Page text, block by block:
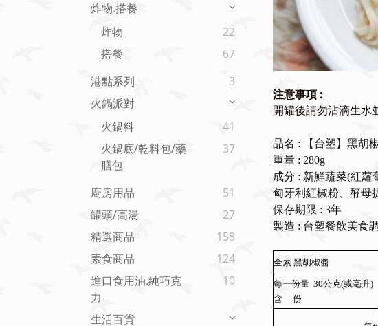
炸物.搭餐
炸物
22
搭餐
67
港點系列
3
火鍋派對
火鍋料
41
火鍋底/乾料包/藥
膳包
37
廚房用品
51
罐頭/高湯
27
精選商品
158
素食商品
124
進口食用油.純巧克
力
10
生活百貨
注意事項 :
開罐後請勿沾滴生水
品名 :
【台塑】黑胡
重量 : 280g
成分 : 新鮮蔬菜(紅蘿
匈牙利紅椒粉、酵母
保存期限 : 3年
製造 : 台塑餐飲美食
全素 黑胡椒醬
每一份量 30公克(或毫升)
含
份